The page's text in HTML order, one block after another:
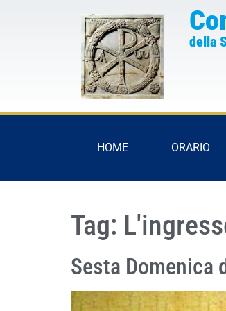
della
HOME ORARIO
Tag:
Sesta Domenica